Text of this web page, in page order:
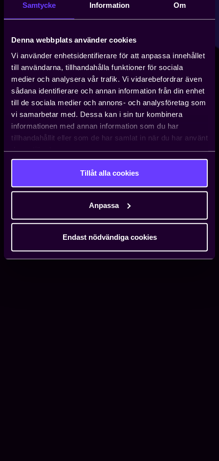
Samtycke Information Om
Denna webbplats använder cookies
Vi använder enhetsidentifierare för att anpassa innehållet
till användarna, tillhandahålla funktioner för sociala
medier och analysera vår trafik. Vi vidarebefordrar även
sådana identifierare och annan information från din enhet
till de sociala medier och annons- och analysföretag som
vi samarbetar med. Dessa kan i sin tur kombinera
informationen med annan information som du har
tillhandahållit eller som de har samlat in när du har använt
Tillåt alla cookies
Anpassa
Endast nödvändiga cookies